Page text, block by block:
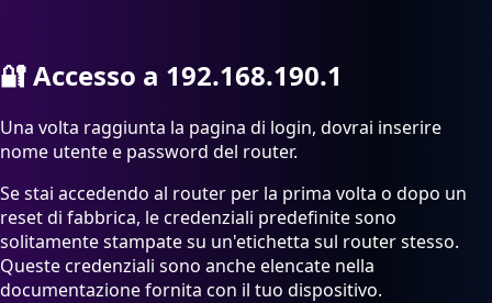
🔐Accesso a 192.168.190.1
Una volta raggiunta la pagina di login, dovrai inserire
nome utente e password del router.
Se stai accedendo al router per la prima volta o dopo un
reset di fabbrica, le credenziali predefinite sono
solitamente stampate su un'etichetta sul router stesso.
Queste credenziali sono anche elencate nella
documentazione fornita con il tuo dispositivo.